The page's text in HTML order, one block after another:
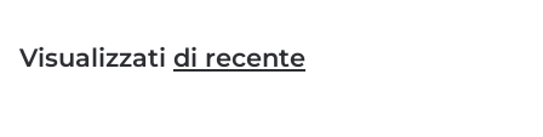
Visualizzati di recente